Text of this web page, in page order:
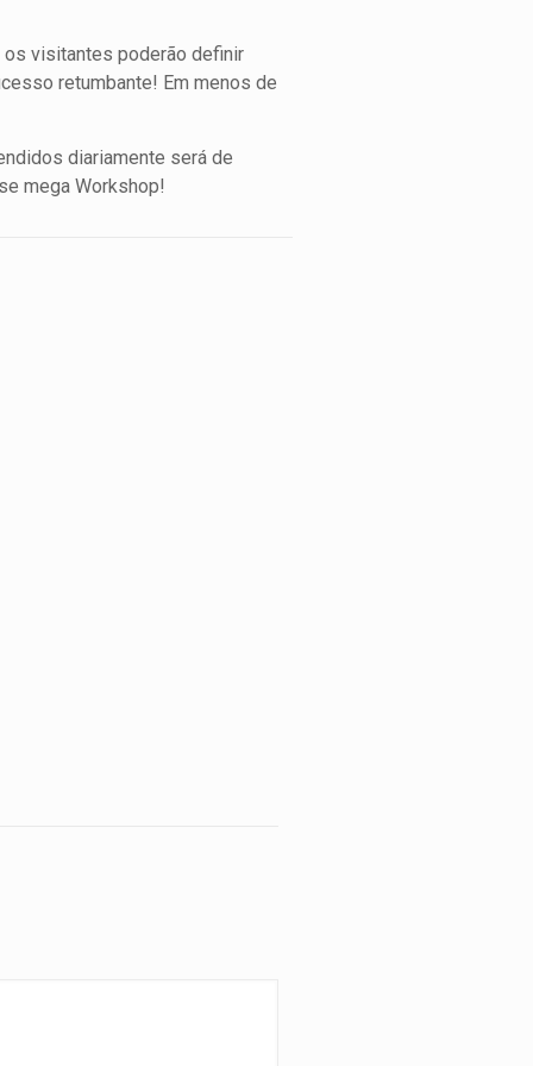
os visitantes poderão definir
retumbante! Em menos de
diariamente será de
mega Workshop!